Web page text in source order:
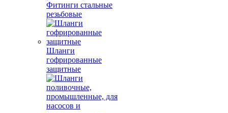
Фитинги стальные
резьбовые
Шланги
гофрированные
защитные